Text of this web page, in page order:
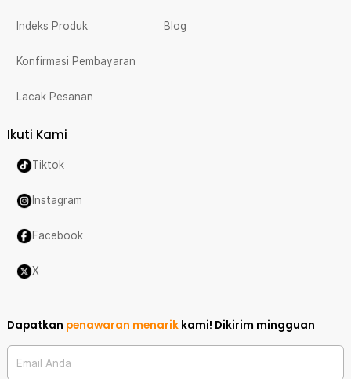
Indeks Produk
Konfirmasi Pembayaran
Lacak Pesanan
Blog
Ikuti Kami
Tiktok
Instagram
Facebook
X
Dapatkan penawaran menarik kami! Dikirim mingguan
Email Anda